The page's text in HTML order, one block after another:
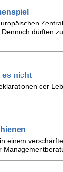
dürften
es nicht
der
einem